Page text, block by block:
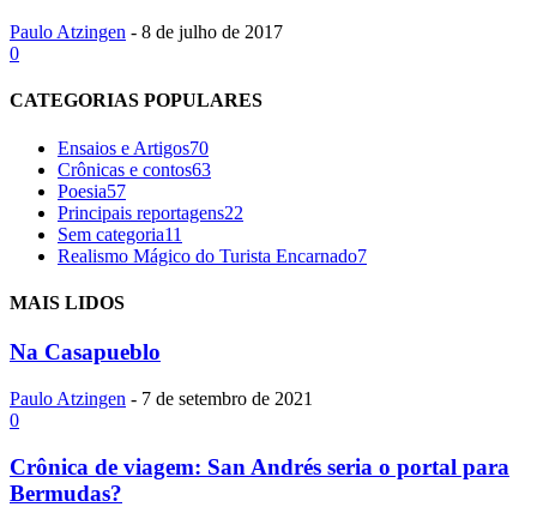
Paulo Atzingen - 8 de julho de 2017
0
CATEGORIAS POPULARES
Ensaios e Artigos70
Crônicas e contos63
Poesia57
Principais reportagens22
Sem categoria11
Realismo Mágico do Turista Encarnado7
MAIS LIDOS
Na Casapueblo
Paulo Atzingen - 7 de setembro de 2021
0
Crônica de viagem: San Andrés seria o portal para
Bermudas?